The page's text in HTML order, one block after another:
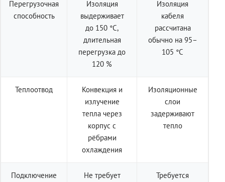
Перегрузочная
способность
Изоляция
выдерживает
до 150 °C,
длительная
перегрузка до
120 %
Изоляция
кабеля
рассчитана
обычно на 95–
105 °C
Теплоотвод
Конвекция и
излучение
тепла через
корпус с
рёбрами
охлаждения
Изоляционные
слои
задерживают
тепло
Подключение
Не требует
Требуется